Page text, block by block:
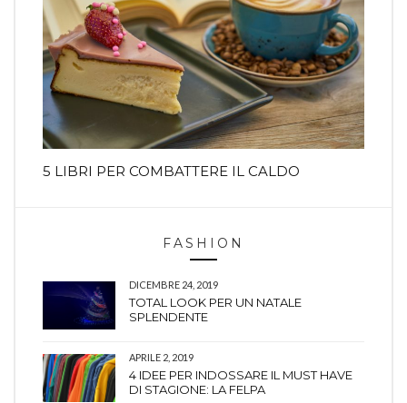
5 LIBRI PER COMBATTERE IL CALDO
FASHION
DICEMBRE 24, 2019
TOTAL LOOK PER UN NATALE
SPLENDENTE
APRILE 2, 2019
4 IDEE PER INDOSSARE IL MUST HAVE
DI STAGIONE: LA FELPA